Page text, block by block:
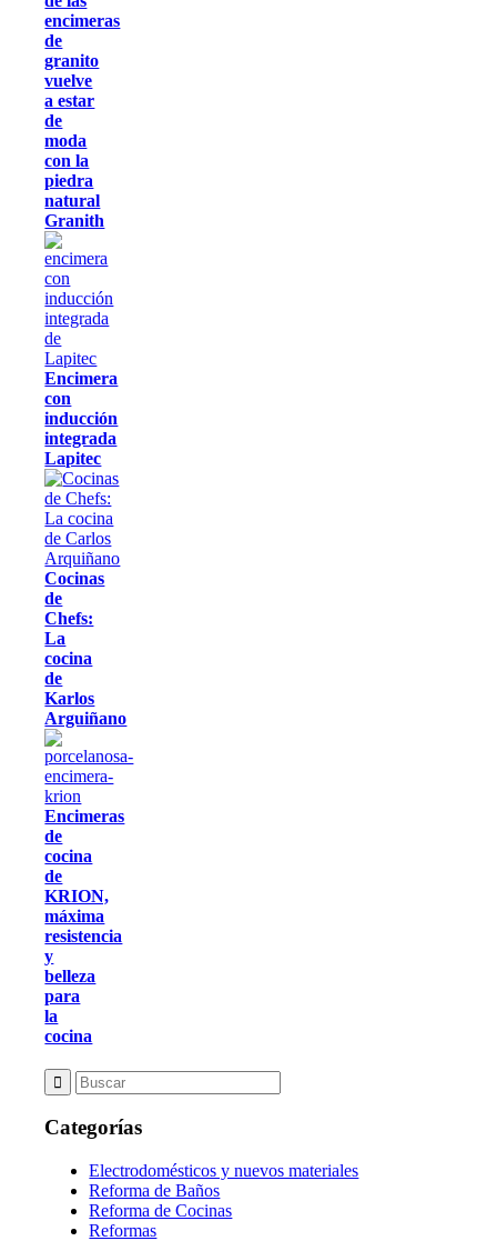
encimeras
de
granito
vuelve
a estar
de
moda
con la
piedra
natural
Granith
Encimera
con
inducción
integrada
Lapitec
Cocinas
de
Chefs:
La
cocina
de
Karlos
Arguiñano
Encimeras
de
cocina
de
KRION,
máxima
resistencia
y
belleza
para
la
cocina
Categorías
Electrodomésticos y nuevos materiales
Reforma de Baños
Reforma de Cocinas
Reformas